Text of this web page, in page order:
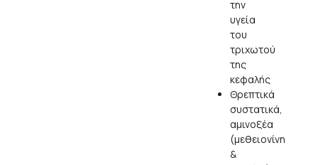
την
υγεία
του
τριχωτού
της
κεφαλής
Θρεπτικά
συστατικά,
αμινοξέα
(μεθειονίνη
&